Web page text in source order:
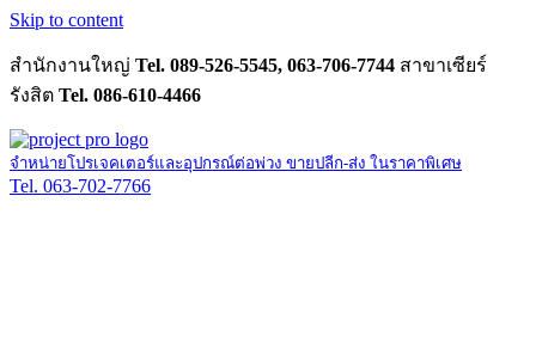
Skip to content
สำนักงานใหญ่ Tel. 089-526-5545, 063-706-7744 สาขาเซียร์
รังสิต Tel. 086-610-4466
จำหน่ายโปรเจคเตอร์และอุปกรณ์ต่อพ่วง ขายปลีก-ส่ง ในราคาพิเศษ
Tel. 063-702-7766